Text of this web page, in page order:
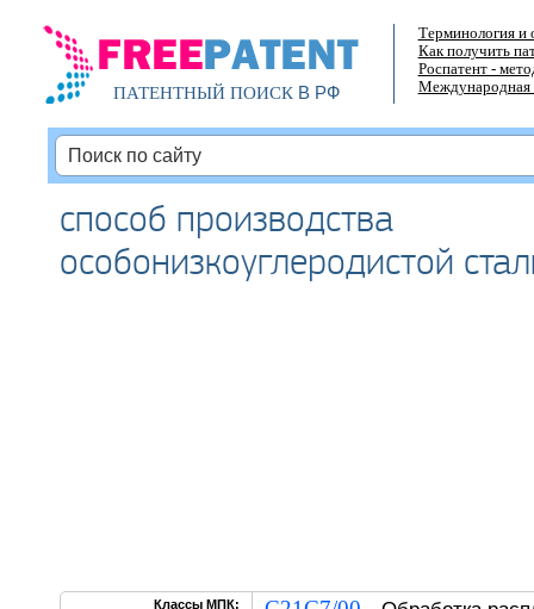
ПАТЕНТНЫЙ ПОИСКВ РФ
Терминология и
Как получить
Роспатент -
Международная
способ производства
особонизкоуглеродистой
Классы МПК: